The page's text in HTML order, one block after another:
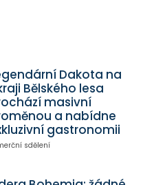
Dakota na
Bělského lesa
masivní
a nabídne
gastronomii
sdělení